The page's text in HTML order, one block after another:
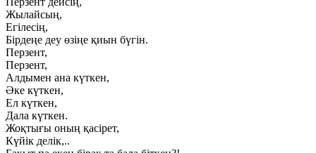
Жылайсың,
Егілесің,
Бірдеңе деу өзіңе қиын бүгін.
Перзент,
Перзент,
Алдымен ана күткен,
Әке күткен,
Ел күткен,
Дала күткен.
Жоқтығы оның қасірет,
Күйік делік,..